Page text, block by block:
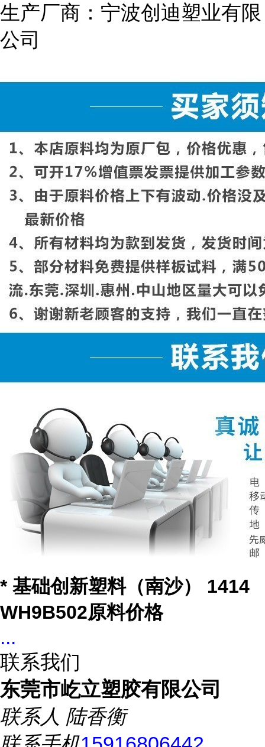
生产厂商：宁波创迪塑业有限
公司
* 基础创新塑料（南沙） 1414
WH9B502原料价格
...
联系我们
东莞市屹立塑胶有限公司
联系人 陆香衡